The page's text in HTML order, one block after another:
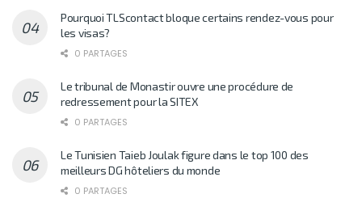
Pourquoi TLScontact bloque certains rendez-vous pour
les visas?
0 PARTAGES
Le tribunal de Monastir ouvre une procédure de
redressement pour la SITEX
0 PARTAGES
Le Tunisien Taieb Joulak figure dans le top 100 des
meilleurs DG hôteliers du monde
0 PARTAGES